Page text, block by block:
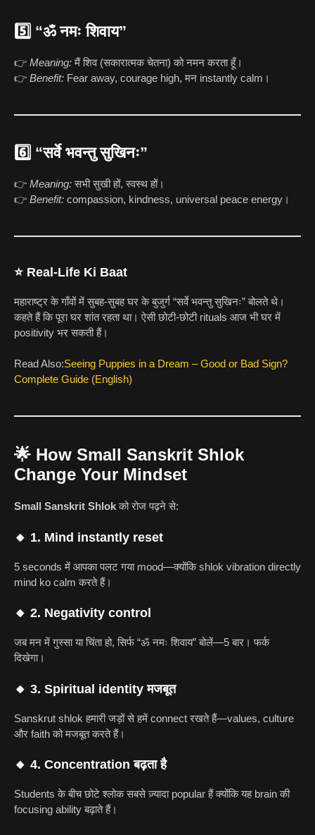
5️⃣ “ॐ नमः शिवाय”
👉 Meaning:मैं शिव (सकारात्मक चेतना) को नमन करता हूँ।
👉 Benefit: Fear away, courage high, मन instantly calm।
6️⃣ “सर्वे भवन्तु सुखिनः”
👉 Meaning:सभी सुखी हों, स्वस्थ हों।
👉 Benefit: compassion, kindness, universal peace energy।
⭐ Real-Life Ki Baat
महाराष्ट्र के गाँवों में सुबह-सुबह घर के बुजुर्ग “सर्वे भवन्तु सुखिनः” बोलते थे।
कहते हैं कि पूरा घर शांत रहता था। ऐसी छोटी-छोटी rituals आज भी घर में
positivity भर सकती हैं।
Read Also:Seeing Puppies in a Dream – Good or Bad Sign?
Complete Guide (English)
🌟 How Small Sanskrit Shlok
Change Your Mindset
Small Sanskrit Shlokको रोज पढ़ने से:
🔸 1. Mind instantly reset
5 seconds में आपका पलट गया mood—क्योंकि shlok vibration directly
mind ko calm करते हैं।
🔸 2. Negativity control
जब मन में गुस्सा या चिंता हो, सिर्फ “ॐ नमः शिवाय” बोलें—5 बार। फर्क
दिखेगा।
🔸 3. Spiritual identity मजबूत
Sanskrut shlok हमारी जड़ों से हमें connect रखते हैं—values, culture
और faith को मजबूत करते हैं।
🔸 4. Concentration बढ़ता है
Students के बीच छोटे श्लोक सबसे ज़्यादा popular हैं क्योंकि यह brain की
focusing ability बढ़ाते हैं।